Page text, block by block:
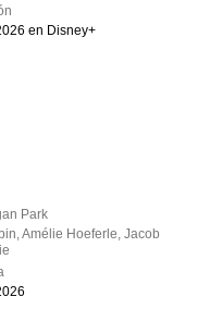
en Disney+
Park
,Amélie Hoeferle ,Jacob